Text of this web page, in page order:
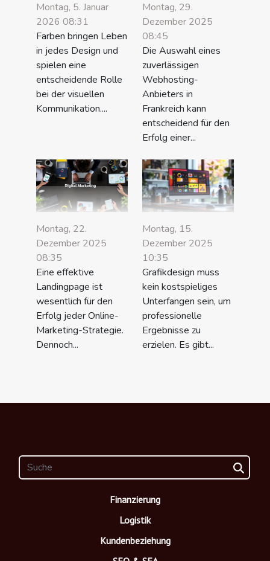
Montag, 5. Januar
2026 08:31
Farben bringen Leben
in jedes Design und
spielen eine
entscheidende Rolle
bei der visuellen
Kommunikation....
Montag, 29.
Dezember 2025
08:45
Die Auswahl eines
zuverlässigen
Webhosting-
Anbieters in
Frankreich kann
entscheidend für den
Erfolg einer...
Montag, 22.
Dezember 2025
08:35
Eine effektive
Landingpage ist
wesentlich für den
Erfolg jeder Online-
Marketing-Strategie.
Dennoch...
Montag, 15.
Dezember 2025
10:35
Grafikdesign muss
kein kostspieliges
Unterfangen sein, um
professionelle
Ergebnisse zu
erzielen. Es gibt...
Finanzierung
Logistik
Kundenbeziehung